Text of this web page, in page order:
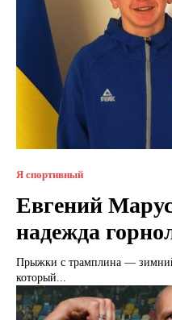
Я спортивный
Евгений
надежда
Прыжки с трамплина —
который...